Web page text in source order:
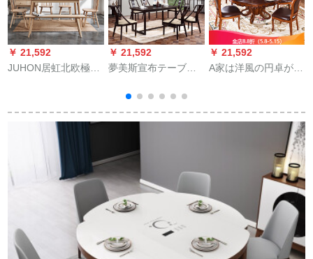
￥ 21,592
JUHON居虹北欧極简
本式家庭用テーブル
原木色1.2メートルシ
ングルテーブル
￥ 21,592
夢美斯宣布テーブル
純木テーブルセット
レストラン長方形テ
￥ 21,592
A家は洋風の円卓が好
ルの組み合わせは1.6
メートルです。6人は
テーブルを食べま
す。1.8メートルのテ
ーブルです。